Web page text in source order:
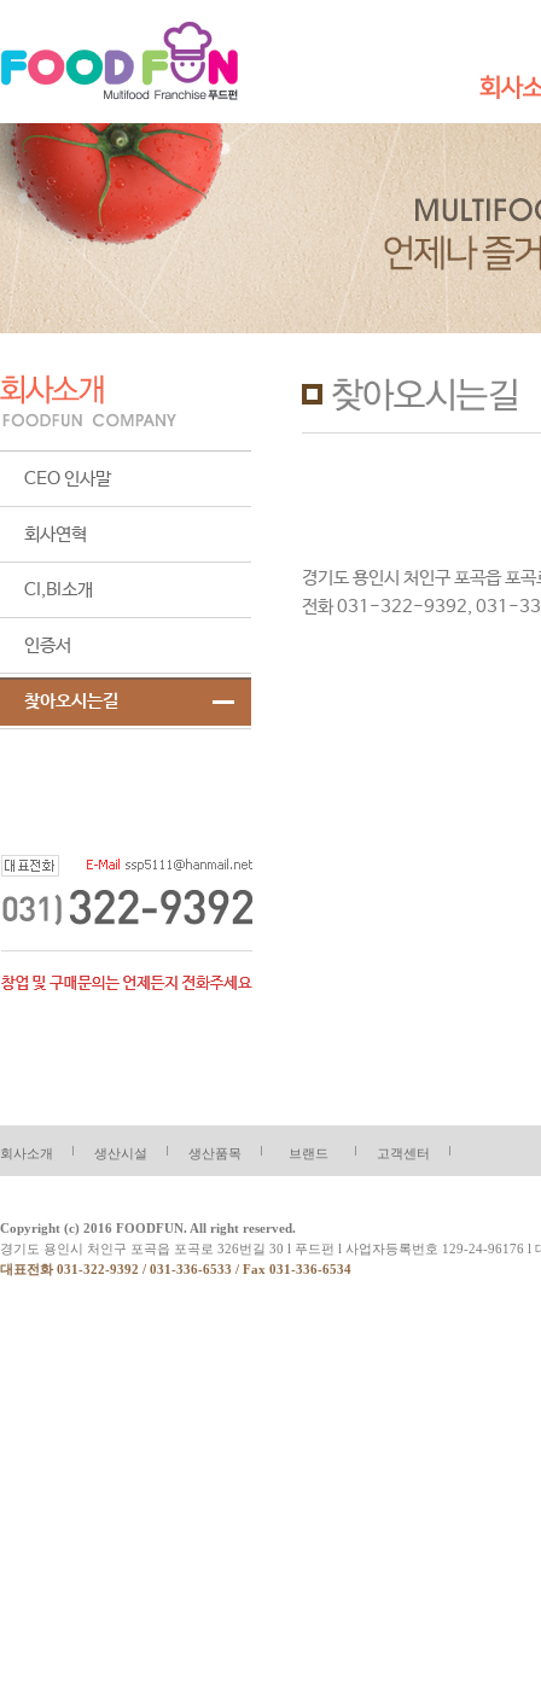
CEO 인
회사연
CI, BI
인증
찾아오시
CEO 인사말
회사연혁
CI,BI소개
인증서
찾아오시는길
경기도 용인시 처인구 포곡읍 포
전화 031-322-9392, 031-
회사소개 생산시설 생산품목 브랜드 고객센터
Copyright (c) 2016 FOODFUN. All right reserved.
경기도 용인시 처인구 포곡읍 포곡로 326번길 30 l 푸드펀 l 사업자등록번호 129-24-96176 l
대표전화 031-322-9392 / 031-336-6533 / Fax 031-336-6534